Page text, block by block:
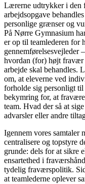
Lærerne udtrykker i den
arbejdsopgave
personlige grænser og
På Nørre Gymnasium
er op til teamlederen for
gennemførelsesvejleder
hvordan (for) højt
arbejde skal behandles.
om, at eleverne ved
forholde sig personligt
bekymring for, at
team. Hvad der så at
advarsler eller andre
Igennem vores samtaler
centralisere og topstyre
grunde: dels for at sikre
ensartethed i
tydelig fraværspolitik.
at teamlederne oplever